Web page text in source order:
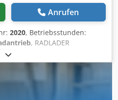
Anrufen
2020, Betriebsstunden:
, RADLADER
2020 10600 BS , Motor mit ca.
Sjx Aiijwa Klima sehr gute,
19% MwSt